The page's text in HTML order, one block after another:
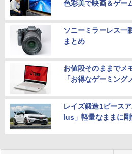
色彩美で映画＆ゲー
ソニーミラーレス一
まとめ
お値段そのままでメ
「お得なゲーミング
レイズ鍛造1ピース
lus」軽量なままに